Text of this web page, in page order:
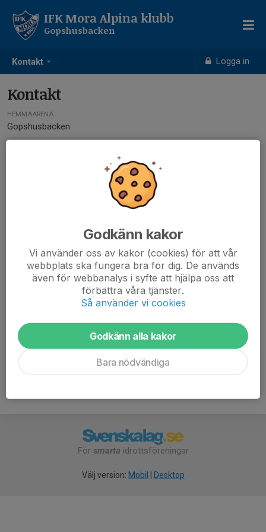
Kontakt Logga in
IFK Mora Alpina klubb
Gopshusbacken
Kontakt
HEMMAARENA
Gopshusbacken
Ansvarig
Mobil visas bara för inloggade
E-post visas bara för inloggade
Mattias Frost
Mobil visas bara för inloggade
För smarta idrottsföreningar
Välj version: Mobil Desktop
Godkänn kakor
Vi använder oss av kakor (cookies) för att vår
webbplats ska fungera bra för dig. De används
även för webbanalys i syfte att hjälpa oss att
förbättra våra tjänster.
Så använder vi cookies
Godkänn alla kakor
Bara nödvändiga